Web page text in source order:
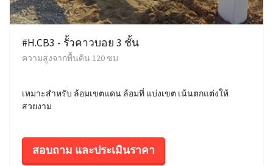
#H.CB3 - รั้วคาวบอย 3 ชั้น
ความสูงจากพื้นดิน 120 ซม
เหมาะสำหรับ ล้อมเขตแดน ล้อมที่ แบ่งเขต เน้นตกแต่งให้
สวยงาม
สอบถาม และประเมินราคา